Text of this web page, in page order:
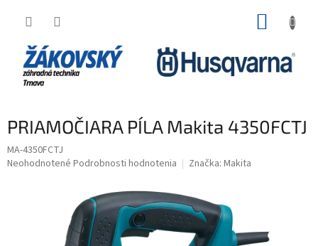
PRIAMOČIARA PÍLA Makita 4350FCTJ
MA-4350FCTJ
Priemerné hodnotenie produktu je 0,0 z 5 hviezdičiek.
Neohodnotené Podrobnosti hodnotenia Značka: Makita